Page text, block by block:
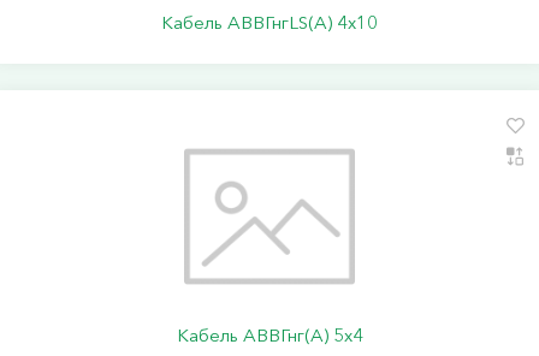
Кабель АВВГнгLS(А) 4х10
Кабель АВВГнг(А) 5х4